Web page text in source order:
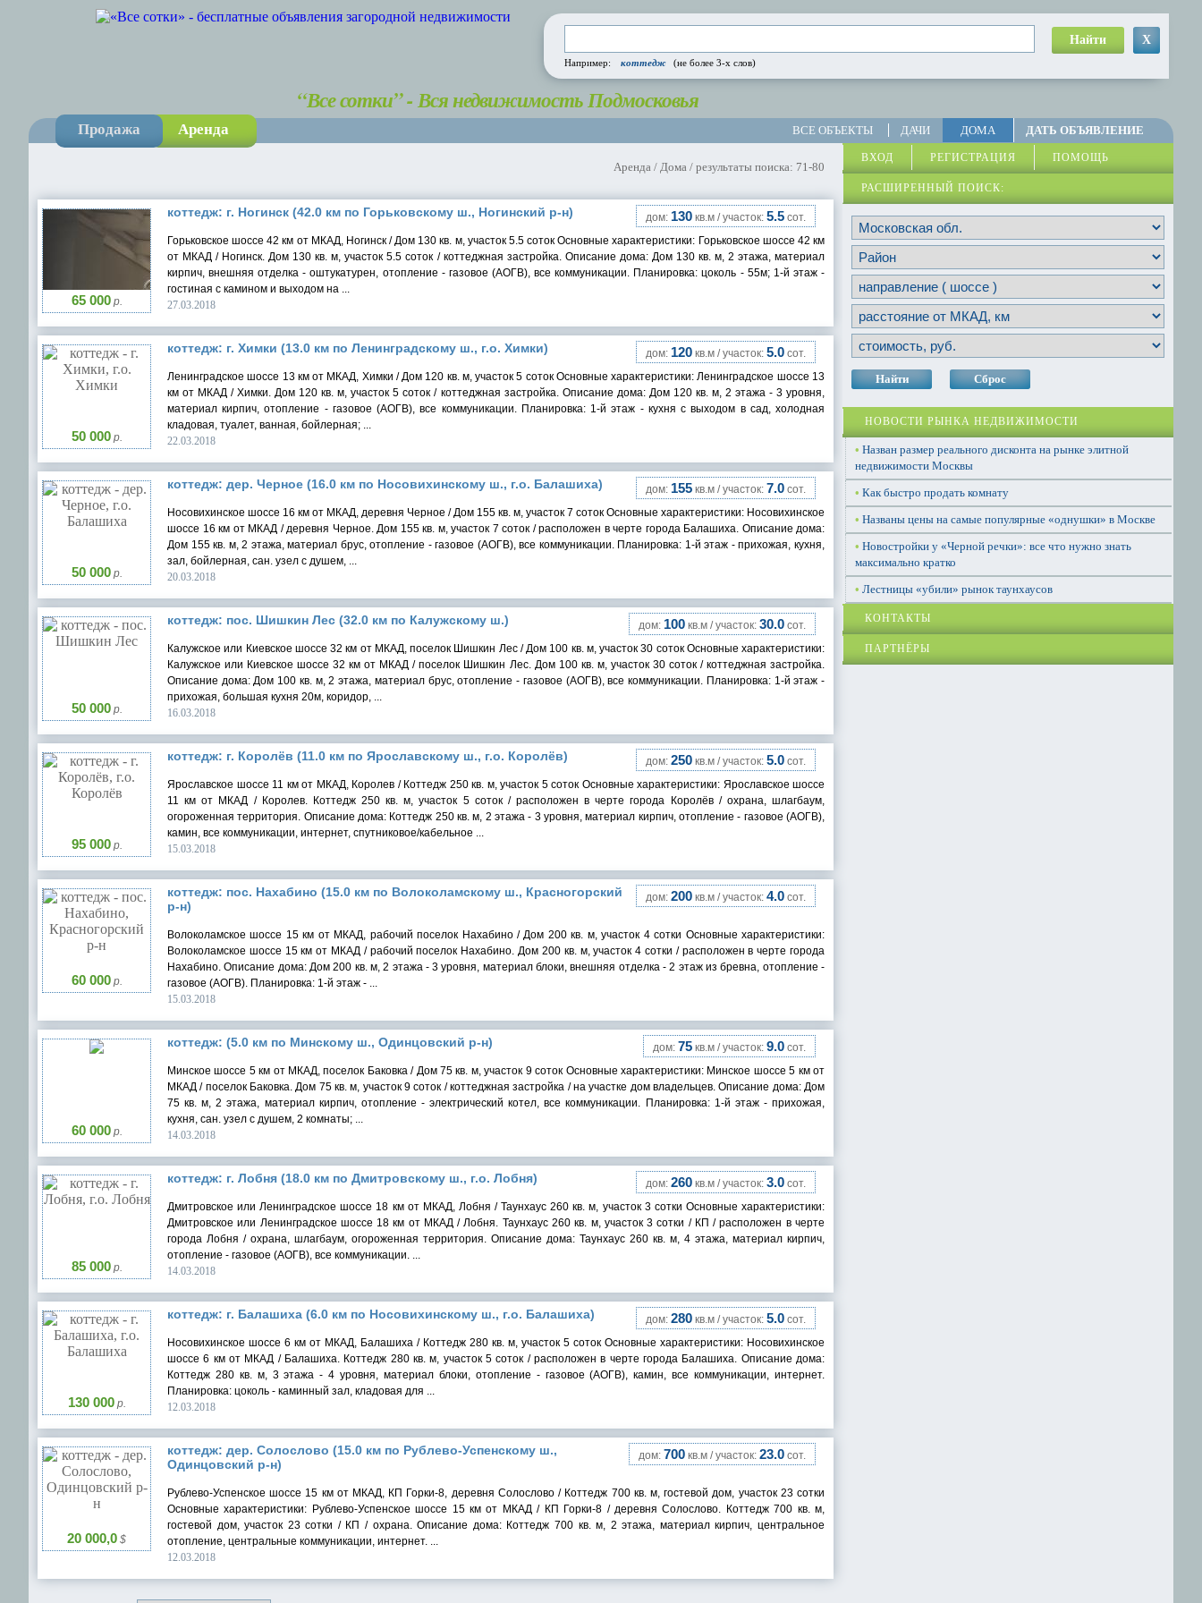
“Все сотки” - Вся недвижимость Подмосковья
ВСЕ ОБЪЕКТЫ ДАЧИ ДОМА ДАТЬ ОБЪЯВЛЕНИЕ
Продажа Аренда
Найти X
Например: коттедж (не более 3-х слов)
Аренда / Дома / результаты поиска: 71-80
65 000р.
дом: 130 кв.м / участок: 5.5 сот.
коттедж: г. Ногинск (42.0 км по Горьковскому ш., Ногинский р-н)
Горьковское шоссе 42 км от МКАД, Ногинск / Дом 130 кв. м, участок 5.5 соток Основные характеристики: Горьковское шоссе 42 км
от МКАД / Ногинск. Дом 130 кв. м, участок 5.5 соток / коттеджная застройка. Описание дома: Дом 130 кв. м, 2 этажа, материал
кирпич, внешняя отделка - оштукатурен, отопление - газовое (АОГВ), все коммуникации. Планировка: цоколь - 55м; 1-й этаж -
гостиная с камином и выходом на ...
27.03.2018
50 000р.
дом: 120 кв.м / участок: 5.0 сот.
коттедж: г. Химки (13.0 км по Ленинградскому ш., г.о. Химки)
Ленинградское шоссе 13 км от МКАД, Химки / Дом 120 кв. м, участок 5 соток Основные характеристики: Ленинградское шоссе 13
км от МКАД / Химки. Дом 120 кв. м, участок 5 соток / коттеджная застройка. Описание дома: Дом 120 кв. м, 2 этажа - 3 уровня,
материал кирпич, отопление - газовое (АОГВ), все коммуникации. Планировка: 1-й этаж - кухня с выходом в сад, холодная
кладовая, туалет, ванная, бойлерная; ...
22.03.2018
50 000р.
дом: 155 кв.м / участок: 7.0 сот.
коттедж: дер. Черное (16.0 км по Носовихинскому ш., г.о. Балашиха)
Носовихинское шоссе 16 км от МКАД, деревня Черное / Дом 155 кв. м, участок 7 соток Основные характеристики: Носовихинское
шоссе 16 км от МКАД / деревня Черное. Дом 155 кв. м, участок 7 соток / расположен в черте города Балашиха. Описание дома:
Дом 155 кв. м, 2 этажа, материал брус, отопление - газовое (АОГВ), все коммуникации. Планировка: 1-й этаж - прихожая, кухня,
зал, бойлерная, сан. узел с душем, ...
20.03.2018
50 000р.
дом: 100 кв.м / участок: 30.0 сот.
коттедж: пос. Шишкин Лес (32.0 км по Калужскому ш.)
Калужское или Киевское шоссе 32 км от МКАД, поселок Шишкин Лес / Дом 100 кв. м, участок 30 соток Основные характеристики:
Калужское или Киевское шоссе 32 км от МКАД / поселок Шишкин Лес. Дом 100 кв. м, участок 30 соток / коттеджная застройка.
Описание дома: Дом 100 кв. м, 2 этажа, материал брус, отопление - газовое (АОГВ), все коммуникации. Планировка: 1-й этаж -
прихожая, большая кухня 20м, коридор, ...
16.03.2018
95 000р.
дом: 250 кв.м / участок: 5.0 сот.
коттедж: г. Королёв (11.0 км по Ярославскому ш., г.о. Королёв)
Ярославское шоссе 11 км от МКАД, Королев / Коттедж 250 кв. м, участок 5 соток Основные характеристики: Ярославское шоссе
11 км от МКАД / Королев. Коттедж 250 кв. м, участок 5 соток / расположен в черте города Королёв / охрана, шлагбаум,
огороженная территория. Описание дома: Коттедж 250 кв. м, 2 этажа - 3 уровня, материал кирпич, отопление - газовое (АОГВ),
камин, все коммуникации, интернет, спутниковое/кабельное ...
15.03.2018
60 000р.
дом: 200 кв.м / участок: 4.0 сот.
коттедж: пос. Нахабино (15.0 км по Волоколамскому ш., Красногорский
р-н)
Волоколамское шоссе 15 км от МКАД, рабочий поселок Нахабино / Дом 200 кв. м, участок 4 сотки Основные характеристики:
Волоколамское шоссе 15 км от МКАД / рабочий поселок Нахабино. Дом 200 кв. м, участок 4 сотки / расположен в черте города
Нахабино. Описание дома: Дом 200 кв. м, 2 этажа - 3 уровня, материал блоки, внешняя отделка - 2 этаж из бревна, отопление -
газовое (АОГВ). Планировка: 1-й этаж - ...
15.03.2018
60 000р.
дом: 75 кв.м / участок: 9.0 сот.
коттедж: (5.0 км по Минскому ш., Одинцовский р-н)
Минское шоссе 5 км от МКАД, поселок Баковка / Дом 75 кв. м, участок 9 соток Основные характеристики: Минское шоссе 5 км от
МКАД / поселок Баковка. Дом 75 кв. м, участок 9 соток / коттеджная застройка / на участке дом владельцев. Описание дома: Дом
75 кв. м, 2 этажа, материал кирпич, отопление - электрический котел, все коммуникации. Планировка: 1-й этаж - прихожая,
кухня, сан. узел с душем, 2 комнаты; ...
14.03.2018
85 000р.
дом: 260 кв.м / участок: 3.0 сот.
коттедж: г. Лобня (18.0 км по Дмитровскому ш., г.о. Лобня)
Дмитровское или Ленинградское шоссе 18 км от МКАД, Лобня / Таунхаус 260 кв. м, участок 3 сотки Основные характеристики:
Дмитровское или Ленинградское шоссе 18 км от МКАД / Лобня. Таунхаус 260 кв. м, участок 3 сотки / КП / расположен в черте
города Лобня / охрана, шлагбаум, огороженная территория. Описание дома: Таунхаус 260 кв. м, 4 этажа, материал кирпич,
отопление - газовое (АОГВ), все коммуникации. ...
14.03.2018
130 000р.
дом: 280 кв.м / участок: 5.0 сот.
коттедж: г. Балашиха (6.0 км по Носовихинскому ш., г.о. Балашиха)
Носовихинское шоссе 6 км от МКАД, Балашиха / Коттедж 280 кв. м, участок 5 соток Основные характеристики: Носовихинское
шоссе 6 км от МКАД / Балашиха. Коттедж 280 кв. м, участок 5 соток / расположен в черте города Балашиха. Описание дома:
Коттедж 280 кв. м, 3 этажа - 4 уровня, материал блоки, отопление - газовое (АОГВ), камин, все коммуникации, интернет.
Планировка: цоколь - каминный зал, кладовая для ...
12.03.2018
20 000,0 $
дом: 700 кв.м / участок: 23.0 сот.
коттедж: дер. Солослово (15.0 км по Рублево-Успенскому ш.,
Одинцовский р-н)
Рублево-Успенское шоссе 15 км от МКАД, КП Горки-8, деревня Солослово / Коттедж 700 кв. м, гостевой дом, участок 23 сотки
Основные характеристики: Рублево-Успенское шоссе 15 км от МКАД / КП Горки-8 / деревня Солослово. Коттедж 700 кв. м,
гостевой дом, участок 23 сотки / КП / охрана. Описание дома: Коттедж 700 кв. м, 2 этажа, материал кирпич, центральное
отопление, центральные коммуникации, интернет. ...
12.03.2018
ВХОД РЕГИСТРАЦИЯ ПОМОЩЬ
РАСШИРЕННЫЙ ПОИСК:
Найти Сброс
НОВОСТИ РЫНКА НЕДВИЖИМОСТИ
• Назван размер реального дисконта на рынке элитной
недвижимости Москвы
• Как быстро продать комнату
• Названы цены на самые популярные «однушки» в Москве
• Новостройки у «Черной речки»: все что нужно знать
максимально кратко
• Лестницы «убили» рынок таунхаусов
КОНТАКТЫ
ПАРТНЁРЫ